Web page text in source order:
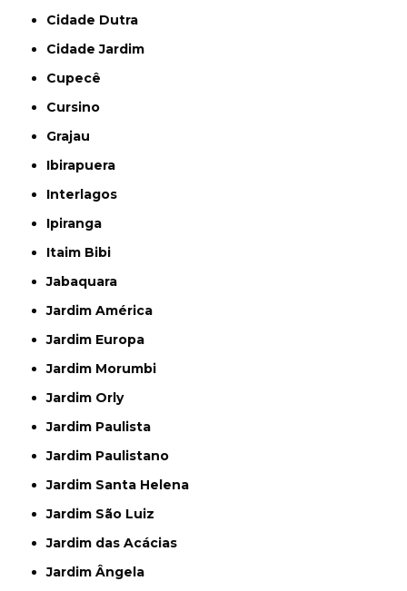
Cidade Dutra
Cidade Jardim
Cupecê
Cursino
Grajau
Ibirapuera
Interlagos
Ipiranga
Itaim Bibi
Jabaquara
Jardim América
Jardim Europa
Jardim Morumbi
Jardim Orly
Jardim Paulista
Jardim Paulistano
Jardim Santa Helena
Jardim São Luiz
Jardim das Acácias
Jardim Ângela